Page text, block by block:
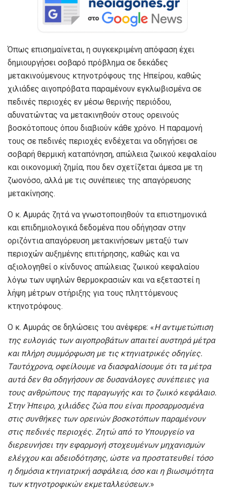
Όπως επισημαίνεται, η συγκεκριμένη απόφαση έχει
δημιουργήσει σοβαρό πρόβλημα σε δεκάδες
μετακινούμενους κτηνοτρόφους της Ηπείρου, καθώς
χιλιάδες αιγοπρόβατα παραμένουν εγκλωβισμένα σε
πεδινές περιοχές εν μέσω θερινής περιόδου,
αδυνατώντας να μετακινηθούν στους ορεινούς
βοσκότοπους όπου διαβιούν κάθε χρόνο. Η παραμονή
τους σε πεδινές περιοχές ενδέχεται να οδηγήσει σε
σοβαρή θερμική καταπόνηση, απώλεια ζωικού κεφαλαίου
και οικονομική ζημία, που δεν σχετίζεται άμεσα με τη
ζωονόσο, αλλά με τις συνέπειες της απαγόρευσης
μετακίνησης.
Ο κ. Αμυράς ζητά να γνωστοποιηθούν τα επιστημονικά
και επιδημιολογικά δεδομένα που οδήγησαν στην
οριζόντια απαγόρευση μετακινήσεων μεταξύ των
περιοχών αυξημένης επιτήρησης, καθώς και να
αξιολογηθεί ο κίνδυνος απώλειας ζωικού κεφαλαίου
λόγω των υψηλών θερμοκρασιών και να εξεταστεί η
λήψη μέτρων στήριξης για τους πληττόμενους
κτηνοτρόφους.
Ο κ. Αμυράς σε δηλώσεις του ανέφερε: «Ηαντιμετώπιση
της ευλογιάς των αιγοπροβάτων απαιτεί αυστηρά μέτρα
και πλήρη συμμόρφωση με τις κτηνιατρικές οδηγίες.
Ταυτόχρονα, οφείλουμε να διασφαλίσουμε ότι τα μέτρα
αυτά δεν θα οδηγήσουν σε δυσανάλογες συνέπειες για
τους ανθρώπους της παραγωγής και το ζωικό κεφάλαιο.
Στην Ήπειρο, χιλιάδες ζώα που είναι προσαρμοσμένα
στις συνθήκες των ορεινών βοσκοτόπων παραμένουν
στις πεδινές περιοχές. Ζητώ από το Υπουργείο να
διερευνήσει την εφαρμογή στοχευμένων μηχανισμών
ελέγχου και αδειοδότησης, ώστε να προστατευθεί τόσο
η δημόσια κτηνιατρική ασφάλεια, όσο και η βιωσιμότητα
των κτηνοτροφικών εκμεταλλεύσεων.»